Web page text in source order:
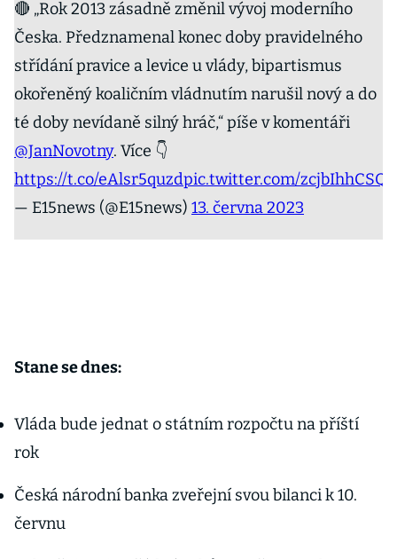
🔴 „Rok 2013 zásadně změnil vývoj moderního
Česka. Předznamenal konec doby pravidelného
střídání pravice a levice u vlády, bipartismus
okořeněný koaličním vládnutím narušil nový a do
té doby nevídaně silný hráč,“ píše v komentáři
@JanNovotny. Více 👇
https://t.co/eAlsr5quzdpic.twitter.com/zcjbIhhCSQ
— E15news (@E15news) 13. června 2023
Stane se dnes:
Vláda bude jednat o státním rozpočtu na příští
rok
Česká národní banka zveřejní svou bilanci k 10.
červnu